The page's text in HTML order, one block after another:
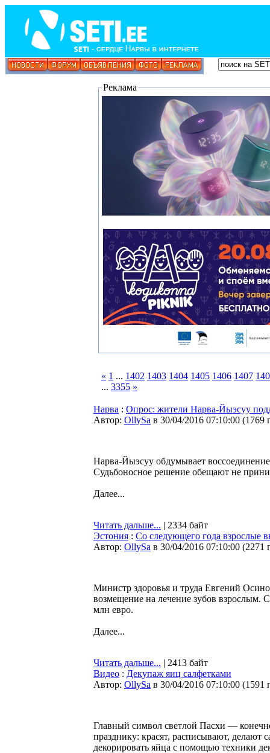
Реклама
« 1 ... 1402 1403 1404 1405 1406 1407
... 3355 »
Нарва : Опрос: жители Нарва-Йыэсуу
Автор: OllySa в 30/04/2016 07:10:00 (1769
Нарва-Йыэсуу обдумывает
Судьбоносное решение обещают не
Далее...
Читать дальше... | 2334 байт
Эстония : Со следующего года взрослые
Автор: OllySa в 30/04/2016 07:10:00 (2271
Министр здоровья и труда Евгений
возмещение на лечение зубов взрослым.
млн евро.
Далее...
Читать дальше... | 2413 байт
Видео : Декупаж яиц салфетками
Автор: OllySa в 30/04/2016 07:10:00 (1591
Главный символ светлой Пасхи —
празднику: красят, расписывают,
декорировать яйца с помощью техники